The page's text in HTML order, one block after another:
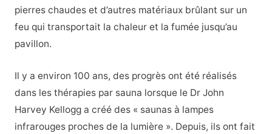
pierres chaudes et d’autres matériaux brûlant sur un
feu qui transportait la chaleur et la fumée jusqu’au
pavillon.
Il y a environ 100 ans, des progrès ont été réalisés
dans les thérapies par sauna lorsque le Dr John
Harvey Kellogg a créé des « saunas à lampes
infrarouges proches de la lumière ». Depuis, ils ont fait